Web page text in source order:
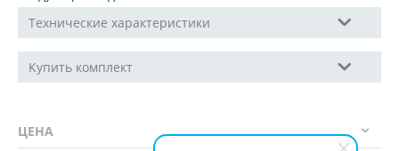
Технические характеристики
Купить комплект
ЦЕНА